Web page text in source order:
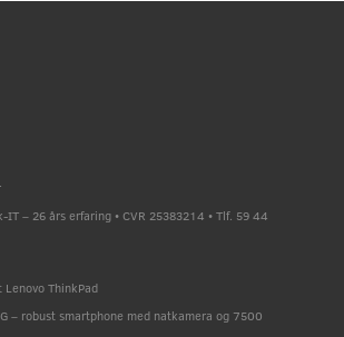
– 26 års erfaring • CVR 25383214 • Tlf. 59 44
ThinkPad
– robust smartphone med natkamera og 7500